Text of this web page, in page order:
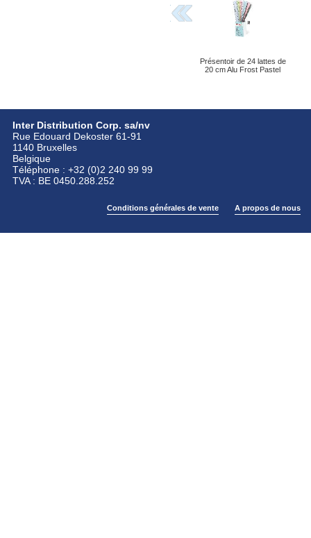
Présentoir de 24 lattes de
20 cm Alu Frost Pastel
Inter Distribution Corp. sa/nv
Rue Edouard Dekoster 61-91
1140 Bruxelles
Belgique
Téléphone : +32 (0)2 240 99 99
TVA : BE 0450.288.252
Conditions générales de vente A propos de nous